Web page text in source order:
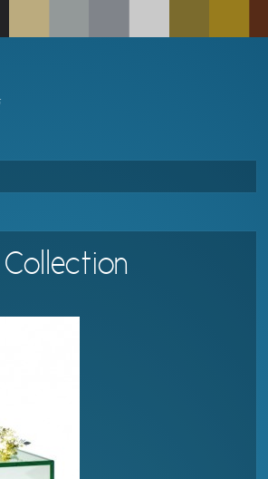
Collection